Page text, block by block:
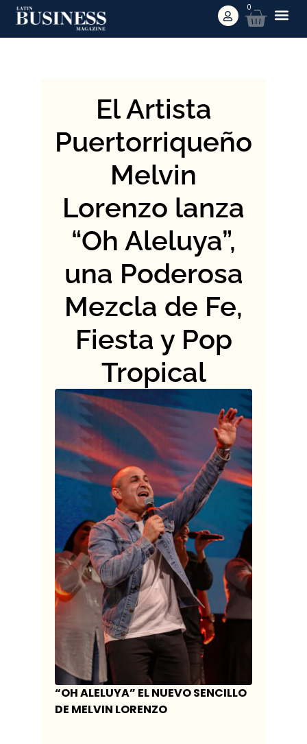
0
El Artista
Puertorriqueño
Melvin
Lorenzo lanza
“Oh Aleluya”,
una Poderosa
Mezcla de Fe,
Fiesta y Pop
Tropical
“OH ALELUYA” EL NUEVO SENCILLO
DE MELVIN LORENZO